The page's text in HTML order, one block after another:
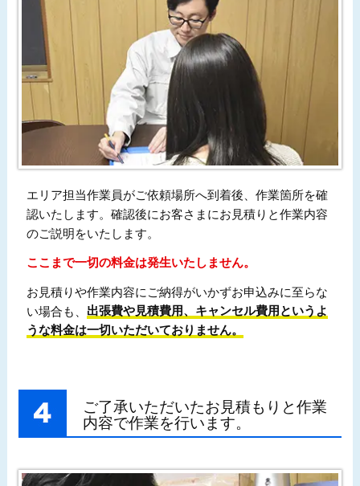
エリア担当作業員がご依頼場所へ到着後、作業箇所を確
認いたします。確認後にお客さまにお見積りと作業内容
のご説明をいたします。
ここまで一切の料金は発生いたしません。
お見積りや作業内容にご納得がいかずお申込みに至らな
い場合も、 出張費や見積費用、キャンセル費用というよ
うな料金は一切いただいておりません。
ご了承いただいたお見積もりと作業
内容で作業を行います。